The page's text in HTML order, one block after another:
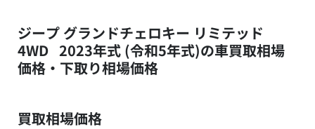
ジープ グランドチェロキー リミテッド
4WD 2023年式 (令和5年式)の車買取相場
価格・下取り相場価格
買取相場価格